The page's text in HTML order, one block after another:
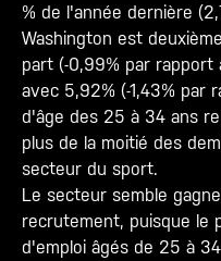
% de l'année dernière
Washington est
part (-0,99% par rapport
avec 5,92% (-1,43% par
d'âge des 25 à 34 ans
plus de la moitié des
secteur du sport.
Le secteur semble
recrutement, puisque le
d'emploi âgés de 25 à